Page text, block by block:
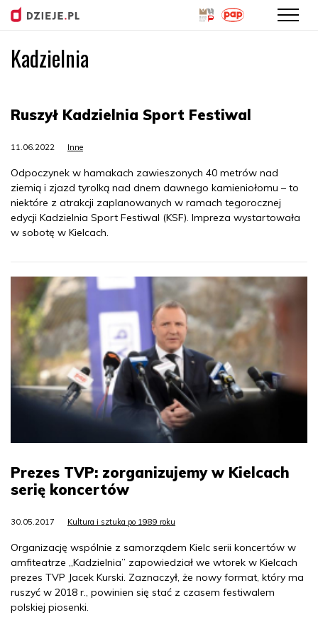
Kadzielnia
Ruszył Kadzielnia Sport Festiwal
11.06.2022 Inne
Odpoczynek w hamakach zawieszonych 40 metrów nad
ziemią i zjazd tyrolką nad dnem dawnego kamieniołomu – to
niektóre z atrakcji zaplanowanych w ramach tegorocznej
edycji Kadzielnia Sport Festiwal (KSF). Impreza wystartowała
w sobotę w Kielcach.
Prezes TVP: zorganizujemy w Kielcach
serię koncertów
30.05.2017 Kultura i sztuka po 1989 roku
Organizację wspólnie z samorządem Kielc serii koncertów w
amfiteatrze „Kadzielnia” zapowiedział we wtorek w Kielcach
prezes TVP Jacek Kurski. Zaznaczył, że nowy format, który ma
ruszyć w 2018 r., powinien się stać z czasem festiwalem
polskiej piosenki.